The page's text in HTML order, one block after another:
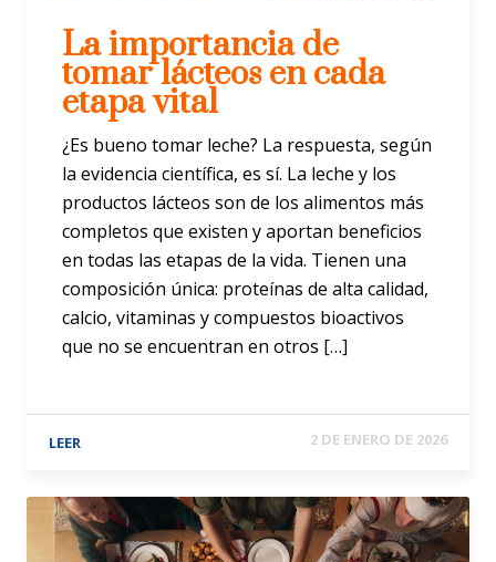
La importancia de
tomar lácteos en cada
etapa vital
¿Es bueno tomar leche? La respuesta, según
la evidencia científica, es sí. La leche y los
productos lácteos son de los alimentos más
completos que existen y aportan beneficios
en todas las etapas de la vida. Tienen una
composición única: proteínas de alta calidad,
calcio, vitaminas y compuestos bioactivos
que no se encuentran en otros […]
LEER 2 DE ENERO DE 2026